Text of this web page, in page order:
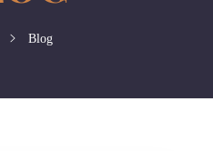
Blog